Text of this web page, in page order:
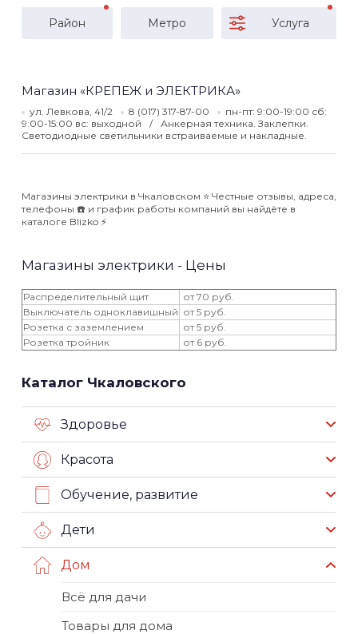
Район Метро Услуга
Магазин «КРЕПЕЖ и ЭЛЕКТРИКА»
ул. Левкова, 41/2 8 (017) 317-87-00
пн-пт: 9:00-19:00 сб:
9:00-15:00 вс: выходной
Анкерная техника. Заклепки.
Светодиодные светильники встраиваемые и накладные.
Магазины электрики в Чкаловском ⭐️ Честные отзывы, адреса,
телефоны ☎️ и график работы компаний вы найдёте в
каталоге Blizko ⚡️
Магазины электрики - Цены
Распределительный щит
от 70 руб.
Выключатель одноклавишный от 5 руб.
Розетка с заземлением
от 5 руб.
Розетка тройник
от 6 руб.
Каталог Чкаловского
Здоровье
Красота
Обучение, развитие
Дети
Дом
Всё для дачи
Товары для дома